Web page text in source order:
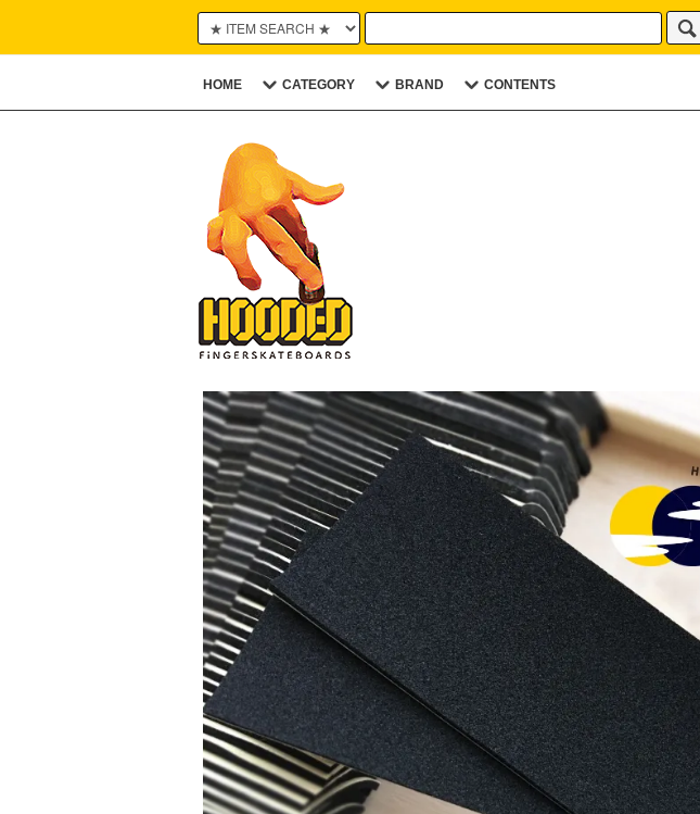
HOME CATEGORY BRAND CONTENTS